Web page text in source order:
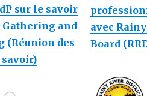
sur le savoir
Gathering and
(Réunion des
savoir)
avec
Board